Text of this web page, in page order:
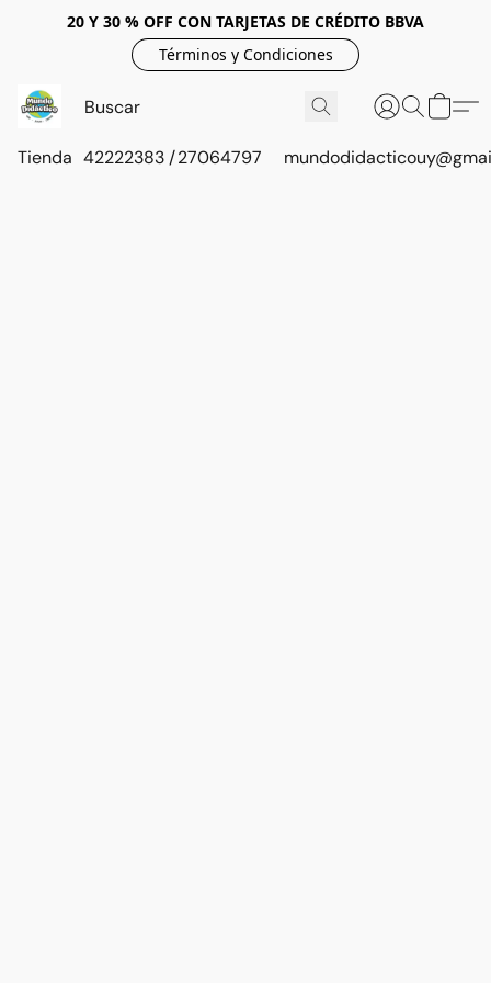
20 Y 30 % OFF CON TARJETAS DE CRÉDITO BBVA
Términos y Condiciones
Tienda 42222383 / 27064797